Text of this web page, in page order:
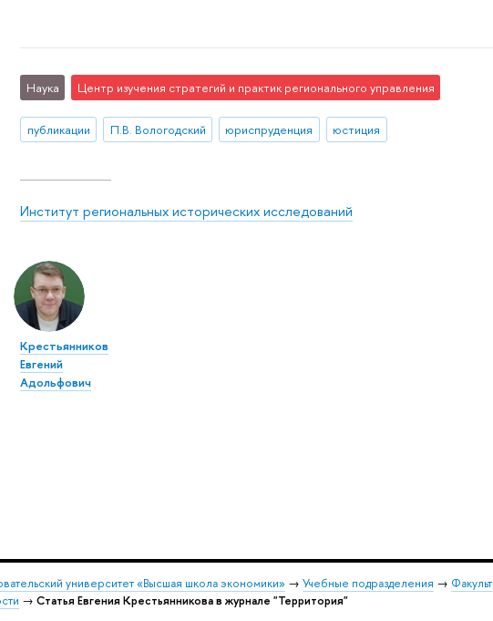
Наука Центр изучения стратегий и практик регионального управления
публикации П.В. Вологодский юриспруденция юстиция
Институт региональных исторических исследований
Крестьянников
Евгений
Адольфович
университет «Высшая школа экономики» → Учебные подразделения →
→ Статья Евгения Крестьянникова в журнале "Территория"